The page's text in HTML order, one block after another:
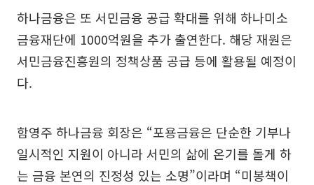
하나금융은 또 서민금융 공급 확대를 위해 하나미소
금융재단에 1000억원을 추가 출연한다. 해당 재원은
서민금융진흥원의 정책상품 공급 등에 활용될 예정이
다.
함영주 하나금융 회장은 “포용금융은 단순한 기부나
일시적인 지원이 아니라 서민의 삶에 온기를 돌게 하
는 금융 본연의 진정성 있는 소명”이라며 “미봉책이